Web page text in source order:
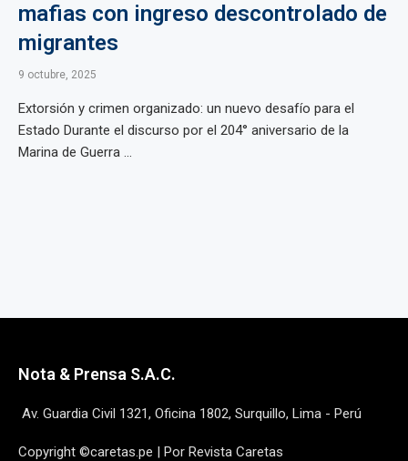
mafias con ingreso descontrolado de
migrantes
9 octubre, 2025
Extorsión y crimen organizado: un nuevo desafío para el
Estado Durante el discurso por el 204° aniversario de la
Marina de Guerra ...
Nota & Prensa S.A.C.
Av. Guardia Civil 1321, Oficina 1802, Surquillo, Lima - Perú
Copyright ©caretas.pe | Por Revista Caretas